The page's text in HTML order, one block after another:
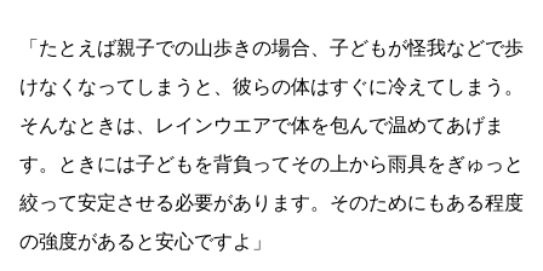
「たとえば親子での山歩きの場合、子どもが怪我などで歩
けなくなってしまうと、彼らの体はすぐに冷えてしまう。
そんなときは、レインウエアで体を包んで温めてあげま
す。ときには子どもを背負ってその上から雨具をぎゅっと
絞って安定させる必要があります。そのためにもある程度
の強度があると安心ですよ」